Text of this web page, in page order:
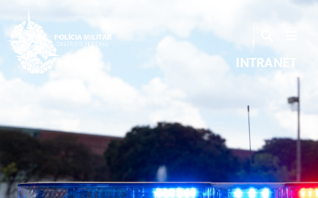
INTRANET